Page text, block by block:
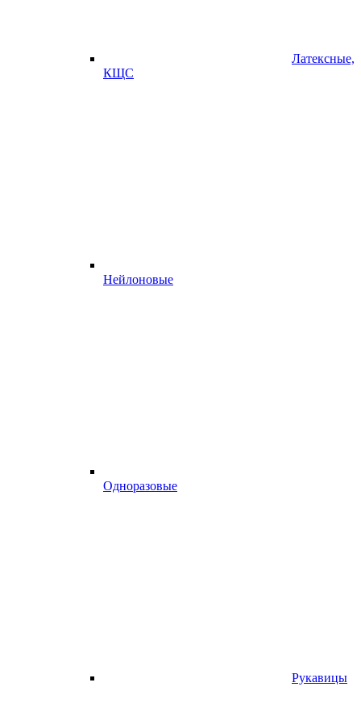
Латексные,
КЩС
Нейлоновые
Одноразовые
Рукавицы